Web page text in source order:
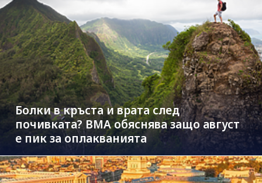
Болки в кръста и врата след
почивката? ВМА обяснява защо август
е пик за оплакванията